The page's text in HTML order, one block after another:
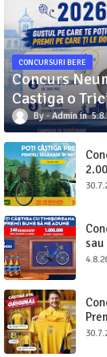
CONCURSURI BERE
Concurs
Castiga o
Admin
sau